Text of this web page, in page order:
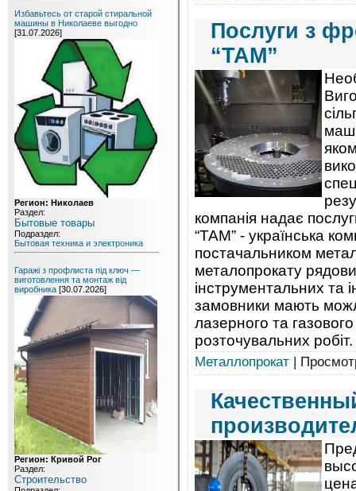
Избавьтесь от старой стиральной
машины в Николаеве выгодно
[31.07.2026]
Регион: Николаев
Раздел:
Бытовые товары
Подраздел:
Бытовая техника и электроника
Гаражі з профлиста під ключ —
виготовлення та монтаж від
виробника [30.07.2026]
Регион: Кривой Рог
Раздел:
Строительство
Послуги з
“ТАМ”
компанія надає
“ТАМ” - українська
постачальником
металопрокату
інструментальних та
замовники мають
лазерного та
розточувальних робіт.
Металлопрокат |